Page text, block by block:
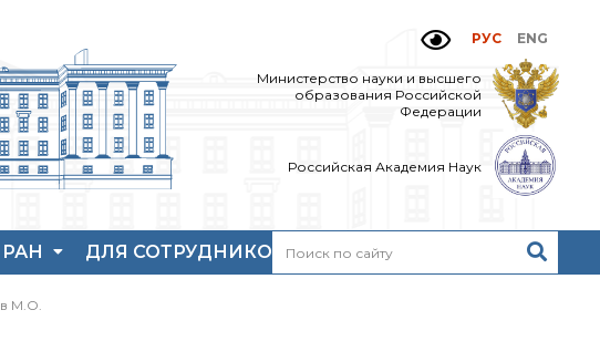
РУС ENG
Министерство науки и высшего
образования Российской
Федерации
Российская Академия Наук
ДЛЯ СОТРУДНИКОВ
М.О.